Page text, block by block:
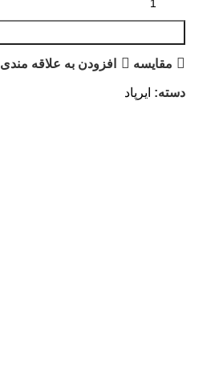
مقايسه افزودن به علاقه مندی
دسته: ایرپاد